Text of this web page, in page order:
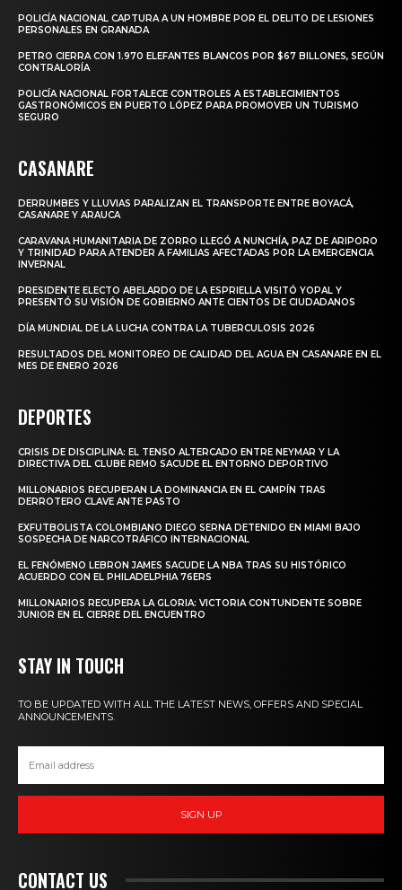
POLICÍA NACIONAL CAPTURA A UN HOMBRE POR EL DELITO DE LESIONES
PERSONALES EN GRANADA
PETRO CIERRA CON 1.970 ELEFANTES BLANCOS POR $67 BILLONES, SEGÚN
CONTRALORÍA
POLICÍA NACIONAL FORTALECE CONTROLES A ESTABLECIMIENTOS
GASTRONÓMICOS EN PUERTO LÓPEZ PARA PROMOVER UN TURISMO
SEGURO
CASANARE
DERRUMBES Y LLUVIAS PARALIZAN EL TRANSPORTE ENTRE BOYACÁ,
CASANARE Y ARAUCA
CARAVANA HUMANITARIA DE ZORRO LLEGÓ A NUNCHÍA, PAZ DE ARIPORO
Y TRINIDAD PARA ATENDER A FAMILIAS AFECTADAS POR LA EMERGENCIA
INVERNAL
PRESIDENTE ELECTO ABELARDO DE LA ESPRIELLA VISITÓ YOPAL Y
PRESENTÓ SU VISIÓN DE GOBIERNO ANTE CIENTOS DE CIUDADANOS
DÍA MUNDIAL DE LA LUCHA CONTRA LA TUBERCULOSIS 2026
RESULTADOS DEL MONITOREO DE CALIDAD DEL AGUA EN CASANARE EN EL
MES DE ENERO 2026
DEPORTES
CRISIS DE DISCIPLINA: EL TENSO ALTERCADO ENTRE NEYMAR Y LA
DIRECTIVA DEL CLUBE REMO SACUDE EL ENTORNO DEPORTIVO
MILLONARIOS RECUPERAN LA DOMINANCIA EN EL CAMPÍN TRAS
DERROTERO CLAVE ANTE PASTO
EXFUTBOLISTA COLOMBIANO DIEGO SERNA DETENIDO EN MIAMI BAJO
SOSPECHA DE NARCOTRÁFICO INTERNACIONAL
EL FENÓMENO LEBRON JAMES SACUDE LA NBA TRAS SU HISTÓRICO
ACUERDO CON EL PHILADELPHIA 76ERS
MILLONARIOS RECUPERA LA GLORIA: VICTORIA CONTUNDENTE SOBRE
JUNIOR EN EL CIERRE DEL ENCUENTRO
STAY IN TOUCH
TO BE UPDATED WITH ALL THE LATEST NEWS, OFFERS AND SPECIAL
ANNOUNCEMENTS.
SIGN UP
CONTACT US